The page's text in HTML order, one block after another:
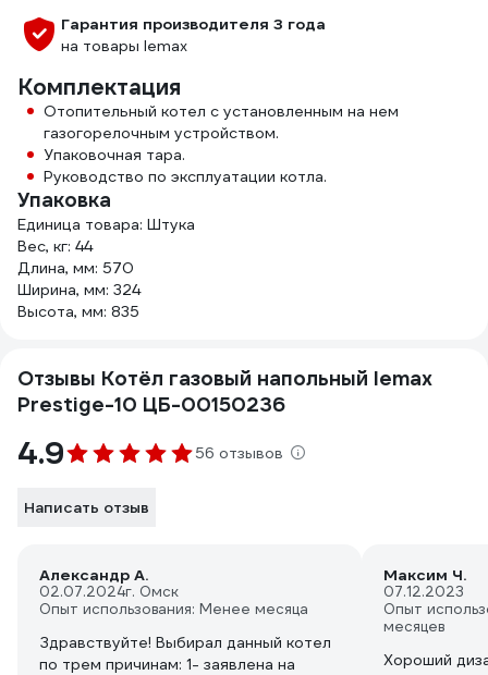
Гарантия производителя 3 года
на товары lemax
Комплектация
Отопительный котел с установленным на нем
газогорелочным устройством.
Упаковочная тара.
Руководство по эксплуатации котла.
Упаковка
Единица товара: Штука
Вес, кг: 44
Длина, мм: 570
Ширина, мм: 324
Высота, мм: 835
Отзывы Котёл газовый напольный lemax
Prestige-10 ЦБ-00150236
4.9 56 отзывов
Написать отзыв
Александр А.
02.07.2024г. Омск
Опыт использования: Менее месяца
Здравствуйте! Выбирал данный котел
по трем причинам: 1- заявлена на
Максим Ч.
07.12.2023
Опыт
месяцев
Хороший